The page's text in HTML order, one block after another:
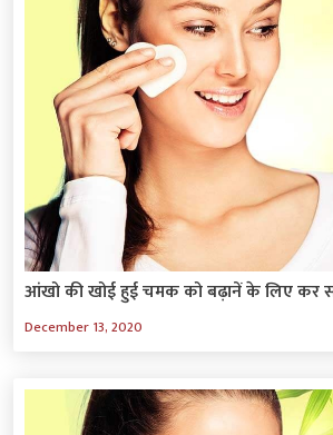
आंखो की खोई हुई चमक को बढ़ानें के लिए कर
December 13, 2020